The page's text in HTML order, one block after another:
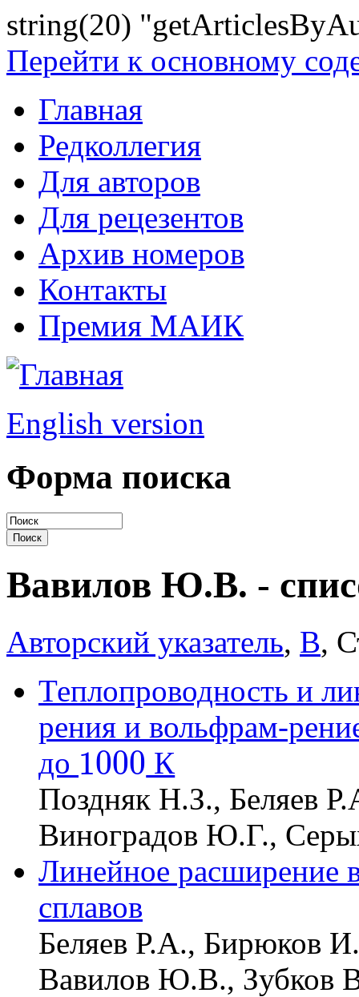
string(20)
Перейти к основному
Главная
Редколлегия
Для авторов
Для рецезентов
Архив номеров
Контакты
Премия МАИК
English version
Форма поиска
Вавилов Ю.В. -
Авторский указатель, В,
Теплопроводность и
рения и вольфрам-
до 1000
1000
К
Поздняк Н.З., Беляев
Виноградов Ю.Г.,
Линейное расширение
сплавов
Беляев Р.А., Бирюков
Вавилов Ю.В., Зубков